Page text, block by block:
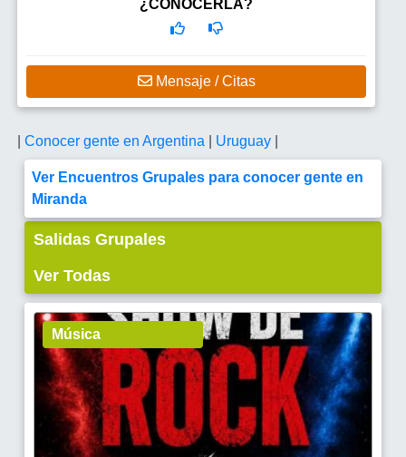
¿CONOCERLA?
Mensaje / Citas
Conocer gente en Argentina Uruguay
Ver Encuentros Grupales para conocer gente en
Miranda
Salidas Grupales
Ver Todas
Música